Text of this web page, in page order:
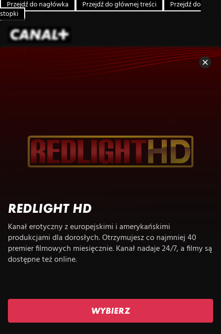
Przejdź do nagłówka Przejdź do głównej treści
Przejdź do
stopki
REDLIGHT HD
Kanał erotyczny z europejskimi i amerykańskimi
produkcjami dla dorosłych. Otrzymujesz co najmniej 40
premier filmowych miesięcznie. Kanał nadaje 24/7, a filmy są
dostępne też online.
WYBIERZ